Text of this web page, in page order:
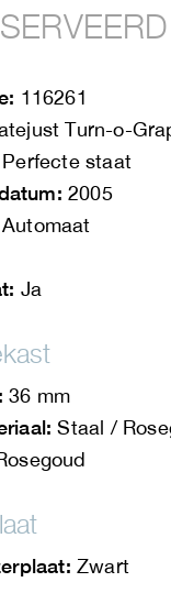
116261
Turn-o-
Perfecte staat
2005
Automaat
Ja
36 mm
Staal /
Zwart